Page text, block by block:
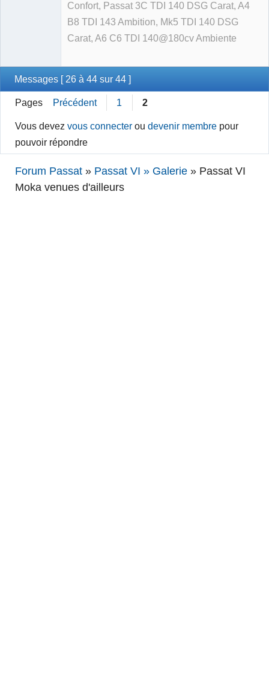
Confort, Passat 3C TDI 140 DSG Carat, A4
B8 TDI 143 Ambition, Mk5 TDI 140 DSG
Carat, A6 C6 TDI 140@180cv Ambiente
Messages [ 26 à 44 sur 44 ]
Pages Précédent 1 2
Vous devezvous connecter oudevenir membre pour
pouvoir répondre
Forum Passat » Passat VI » Galerie » Passat VI
Moka venues d'ailleurs